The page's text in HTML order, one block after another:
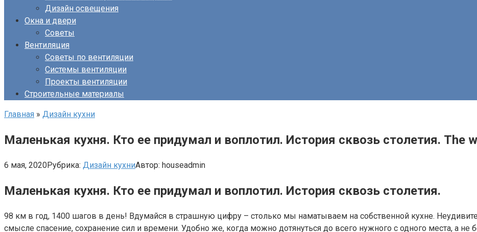
Дизайн освещения
Окна и двери
Советы
Вентиляция
Советы по вентиляции
Системы вентиляции
Проекты вентиляции
Строительные материалы
Главная » Дизайн кухни
Маленькая кухня. Кто ее придумал и воплотил. История сквозь столетия. The
6 мая, 2020Рубрика: Дизайн кухниАвтор: houseadmin
Маленькая кухня. Кто ее придумал и воплотил. История сквозь столетия.
98 км в год, 1400 шагов в день! Вдумайся в страшную цифру – столько мы наматываем на собственной кухне.
смысле спасение, сохранение сил и времени. Удобно же, когда можно дотянуться до всего нужного с одного места, а